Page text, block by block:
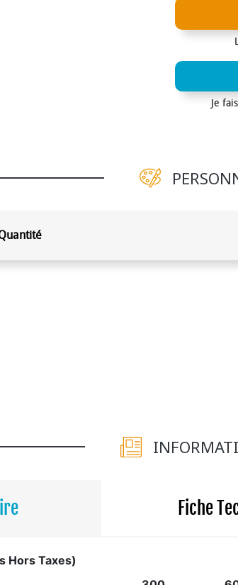
Je
Fiche
Hors Taxes)